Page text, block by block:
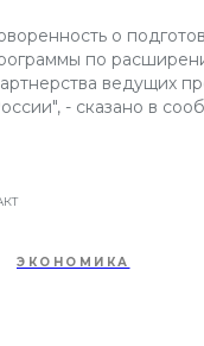
о
по
ведущих
- сказано в
ЭКОНОМИКА